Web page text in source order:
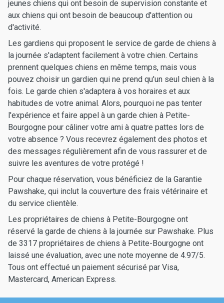
jeunes chiens qui ont besoin de supervision constante et
aux chiens qui ont besoin de beaucoup d'attention ou
d'activité.
Les gardiens qui proposent le service de garde de chiens à
la journée s'adaptent facilement à votre chien. Certains
prennent quelques chiens en même temps, mais vous
pouvez choisir un gardien qui ne prend qu'un seul chien à la
fois. Le garde chien s'adaptera à vos horaires et aux
habitudes de votre animal. Alors, pourquoi ne pas tenter
l'expérience et faire appel à un garde chien à Petite-
Bourgogne pour câliner votre ami à quatre pattes lors de
votre absence ? Vous recevrez également des photos et
des messages régulièrement afin de vous rassurer et de
suivre les aventures de votre protégé !
Pour chaque réservation, vous bénéficiez de la Garantie
Pawshake, qui inclut la couverture des frais vétérinaire et
du service clientèle.
Les propriétaires de chiens à Petite-Bourgogne ont
réservé la garde de chiens à la journée sur Pawshake. Plus
de 3317 propriétaires de chiens à Petite-Bourgogne ont
laissé une évaluation, avec une note moyenne de 4.97/5.
Tous ont effectué un paiement sécurisé par Visa,
Mastercard, American Express.